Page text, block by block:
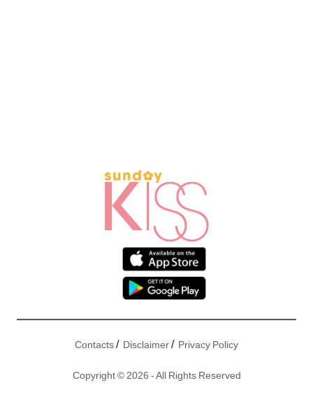
Contacts/ Disclaimer/ Privacy Policy
Copyright © 2026 - All Rights Reserved